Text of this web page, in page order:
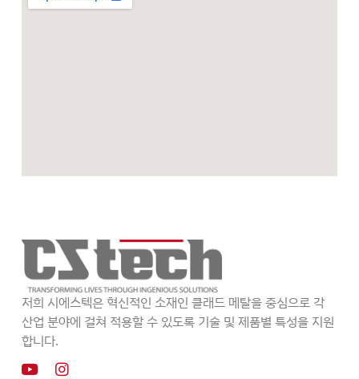
저희 시에스텍은 혁신적인 소재인 클래드 메탈을 중심으로 각
산업 분야에 걸쳐 적용할 수 있도록 기술 및 제품별 특성을 지원
합니다.